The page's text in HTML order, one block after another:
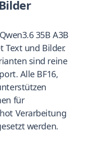
35B A3B
und Bilder.
sind reine
Alle BF16,
für
Verarbeitung
werden.